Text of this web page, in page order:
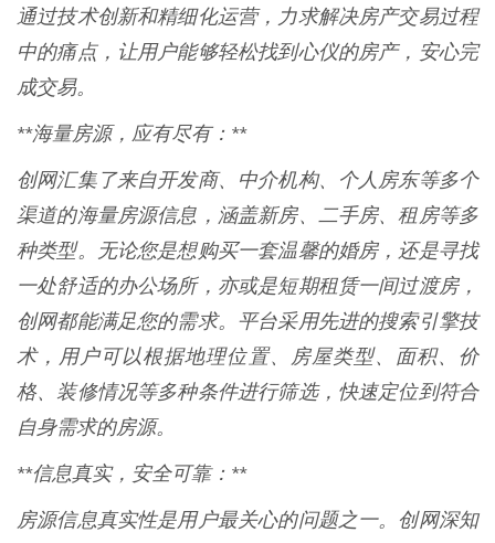
通过技术创新和精细化运营，力求解决房产交易过程
中的痛点，让用户能够轻松找到心仪的房产，安心完
成交易。
**海量房源，应有尽有：**
创网汇集了来自开发商、中介机构、个人房东等多个
渠道的海量房源信息，涵盖新房、二手房、租房等多
种类型。无论您是想购买一套温馨的婚房，还是寻找
一处舒适的办公场所，亦或是短期租赁一间过渡房，
创网都能满足您的需求。平台采用先进的搜索引擎技
术，用户可以根据地理位置、房屋类型、面积、价
格、装修情况等多种条件进行筛选，快速定位到符合
自身需求的房源。
**信息真实，安全可靠：**
房源信息真实性是用户最关心的问题之一。创网深知